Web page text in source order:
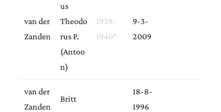
van der
Zanden
us
Theodo
rus P.
(Antoo
n)
1939-
1940*
9-3-
2009
van der
Zanden
Britt
18-8-
1996